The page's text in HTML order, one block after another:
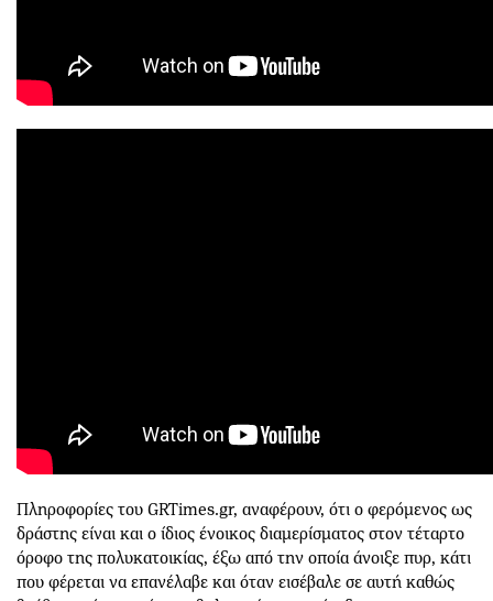
Πληροφορίες του GRTimes.gr, αναφέρουν, ότι ο φερόμενος ως
δράστης είναι και ο ίδιος ένοικος διαμερίσματος στον τέταρτο
όροφο της πολυκατοικίας, έξω από την οποία άνοιξε πυρ, κάτι
που φέρεται να επανέλαβε και όταν εισέβαλε σε αυτή καθώς